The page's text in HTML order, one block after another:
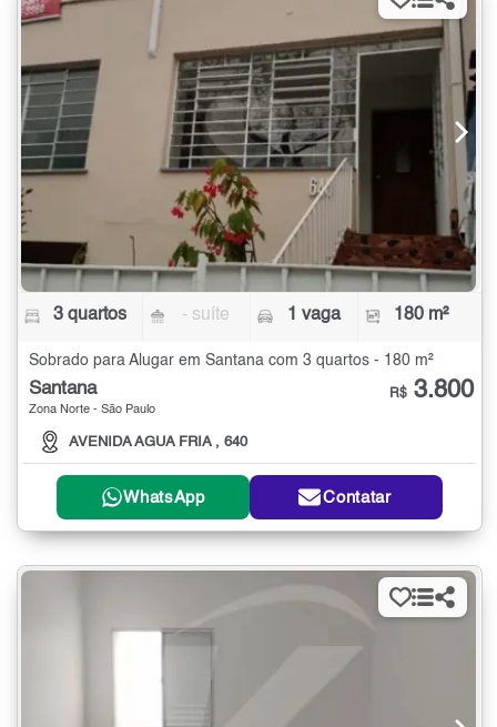
3 quartos - suíte 1 vaga 180 m²
Sobrado para Alugar em Santana com 3 quartos - 180 m²
Santana
Zona Norte - São Paulo
AVENIDA AGUA FRIA , 640
R$ 3.800
WhatsApp Contatar